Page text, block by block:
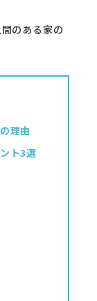
のある家の
理由
ト3選